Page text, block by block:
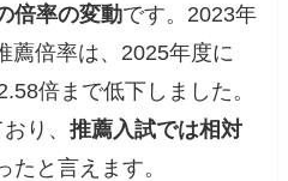
倍率の変動です。2023年
薦倍率は、2025年度に
倍まで低下しました。
おり、推薦入試では相対
たと言えます。